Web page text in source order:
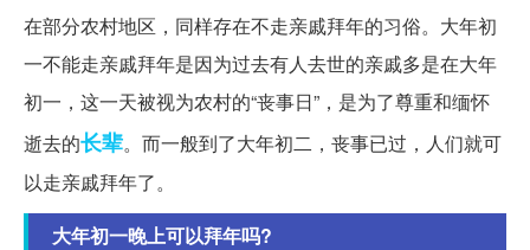
在部分农村地区，同样存在不走亲戚拜年的习俗。大年初
一不能走亲戚拜年是因为过去有人去世的亲戚多是在大年
初一，这一天被视为农村的“丧事日”，是为了尊重和缅怀
逝去的长辈。而一般到了大年初二，丧事已过，人们就可
以走亲戚拜年了。
大年初一晚上可以拜年吗?